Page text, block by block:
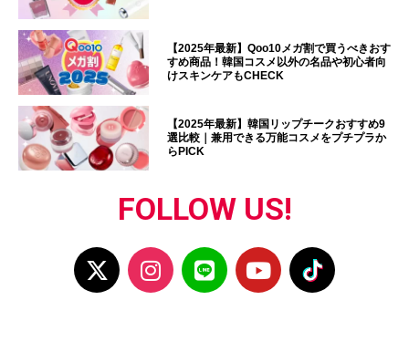
【2025年最新】Qoo10メガ割で買うべきおす
すめ商品！韓国コスメ以外の名品や初心者向
けスキンケアもCHECK
【2025年最新】韓国リップチークおすすめ9
選比較｜兼用できる万能コスメをプチプラか
らPICK
FOLLOW US!